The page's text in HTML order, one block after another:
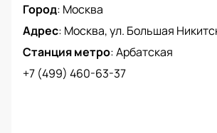
театре Геликон-опера можно на
гарантируем удобство и
билетов. Не упустите возможность
свидетелем этого уникального
пережить незабываемые эмоции.
Город: Москва
Адрес: Москва, ул. Большая
Станция метро:Арбатская
+7 (499) 460-63-37